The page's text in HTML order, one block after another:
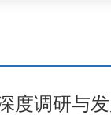
度调研与